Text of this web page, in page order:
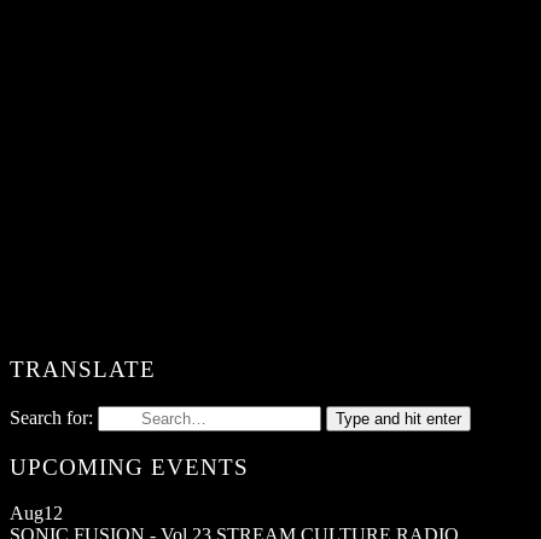
TRANSLATE
Search for: Type and hit enter
UPCOMING EVENTS
Aug12